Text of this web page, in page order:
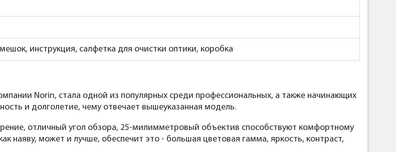
инструкция, салфетка для очистки оптики, коробка
Norin, стала одной из популярных среди профессиональных, а также начинающих
и долголетие, чему отвечает вышеуказанная модель.
отличный угол обзора, 25-милимметровый объектив способствуют комфортному
наяву, может и лучше, обеспечит это - большая цветовая гамма, яркость, контраст,